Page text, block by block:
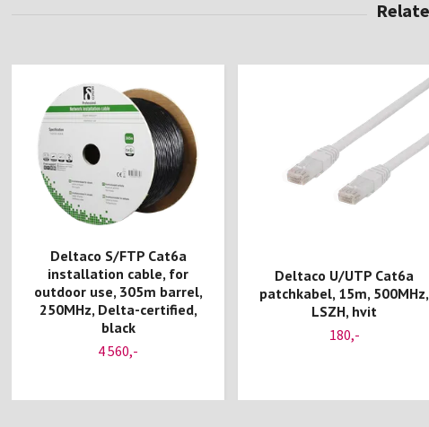
Deltaco S/FTP Cat6a
installation cable, for
outdoor use, 305m barrel,
250MHz, Delta-certified,
black
4 560,-
Deltaco U/UTP Cat6a
patchkabel, 15m, 500MHz,
LSZH, hvit
180,-